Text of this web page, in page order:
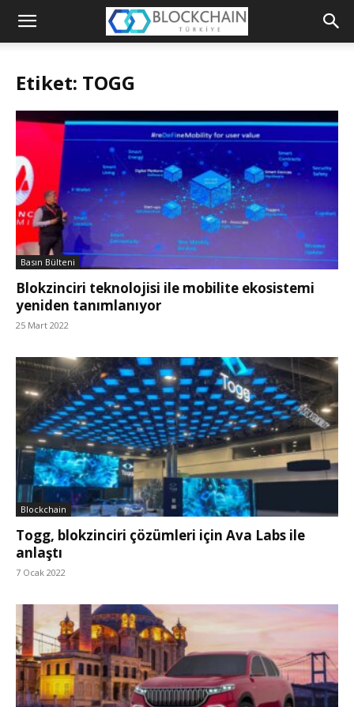
Blockchain
Etiket: TOGG
Basın Bülteni
Blokzinciri teknolojisi ile mobilite ekosistemi
yeniden tanımlanıyor
25 Mart 2022
Blockchain
Togg, blokzinciri çözümleri için Ava Labs ile
anlaştı
7 Ocak 2022